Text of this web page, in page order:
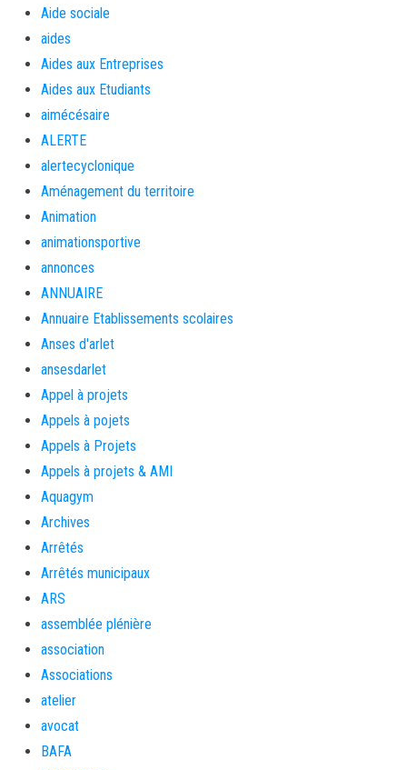
Aide sociale
aides
Aides aux Entreprises
Aides aux Etudiants
aimécésaire
ALERTE
alertecyclonique
Aménagement du territoire
Animation
animationsportive
annonces
ANNUAIRE
Annuaire Etablissements scolaires
Anses d'arlet
ansesdarlet
Appel à projets
Appels à pojets
Appels à Projets
Appels à projets & AMI
Aquagym
Archives
Arrêtés
Arrêtés municipaux
ARS
assemblée plénière
association
Associations
atelier
avocat
BAFA